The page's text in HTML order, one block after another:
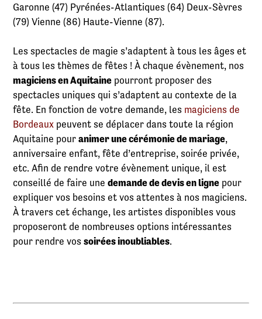
Garonne (47) Pyrénées-Atlantiques (64) Deux-Sèvres
(79) Vienne (86) Haute-Vienne (87).
Les spectacles de magie s’adaptent à tous les âges et
à tous les thèmes de fêtes ! À chaque évènement, nos
magiciens en Aquitaine pourront proposer des
spectacles uniques qui s’adaptent au contexte de la
fête. En fonction de votre demande, les magiciens de
Bordeaux peuvent se déplacer dans toute la région
Aquitaine pouranimer une cérémonie de mariage,
anniversaire enfant, fête d’entreprise, soirée privée,
etc. Afin de rendre votre évènement unique, il est
conseillé de faire unedemande de devis en ligne pour
expliquer vos besoins et vos attentes à nos magiciens.
À travers cet échange, les artistes disponibles vous
proposeront de nombreuses options intéressantes
pour rendre vossoirées inoubliables.